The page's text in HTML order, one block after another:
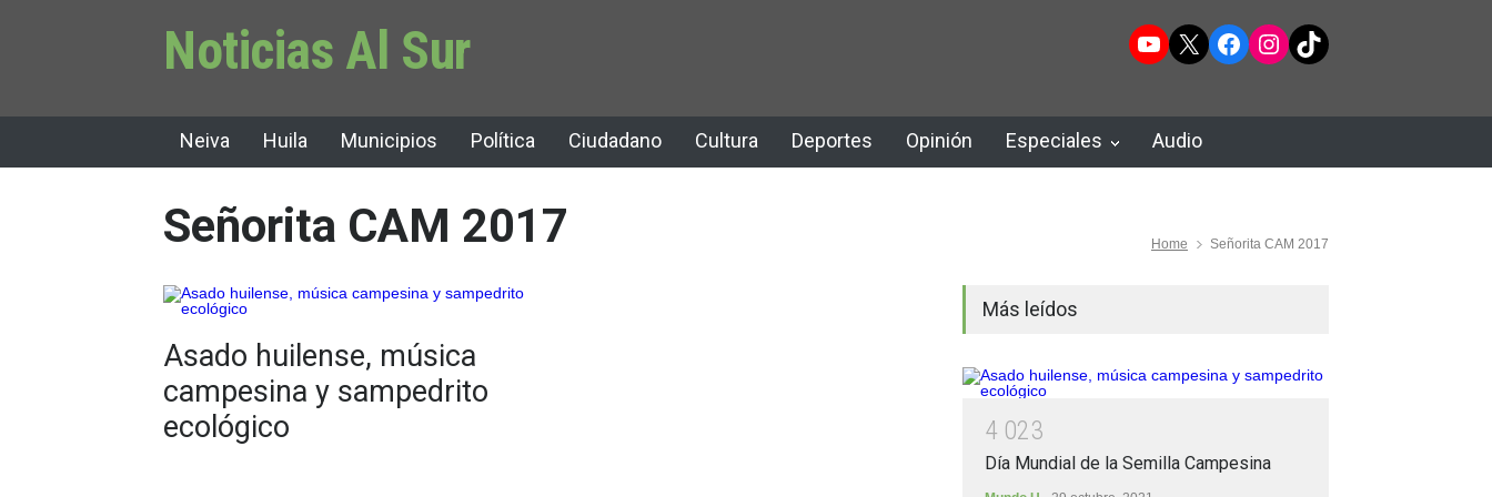
Noticias Al Sur YouTube
X Facebook
Instagram
TikTok
Neiva Huila Municipios Política Ciudadano Cultura Deportes Opinión Especiales Audio
Señorita CAM 2017 Home Señorita CAM 2017
Asado huilense, música
campesina y sampedrito
ecológico
Más leídos
4 023
Día Mundial de la Semilla Campesina